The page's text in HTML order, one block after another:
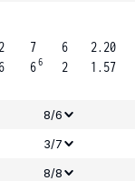
2
6
7
66
6
2
2.20
1.57
8/6
3/7
8/8